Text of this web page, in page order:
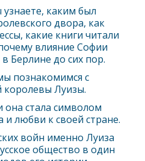
каким был
двора, как
какие книги читали
влияние Софии
Берлине до сих пор.
познакомимся с
королевы Луизы.
стала символом
и любви к своей стране.
войн именно Луиза
общество в один